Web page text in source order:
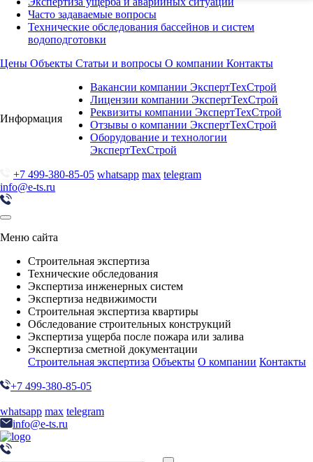
Часто задаваемые вопросы
Технические обследования бассейнов и систем
водоподготовки
Цены Объекты Статьи и вопросы О компании Контакты
Информация
Вакансии компании ЭкспертТехСтрой
Лицензии компании ЭкспертТехСтрой
Реквизиты компании ЭкспертТехСтрой
Отзывы о компании ЭкспертТехСтрой
Оборудование и технологии
ЭкспертТехСтрой
+7 499-380-85-05 whatsapp max telegram
info@e-ts.ru
Меню сайта
Строительная экспертиза
Технические обследования
Экспертиза инженерных систем
Экспертиза недвижимости
Строительная экспертиза квартиры
Обследование строительных конструкций
Экспертиза ущерба после пожара или залива
Экспертиза сметной документации
Строительная экспертиза Объекты О компании Контакты
+7 499-380-85-05
whatsapp max telegram
info@e-ts.ru